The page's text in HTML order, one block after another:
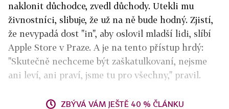
naklonit důchodce, zvedl důchody. Utekli mu
živnostníci, slibuje, že už na ně bude hodný. Zjistí,
že nevypadá dost "in", aby oslovil mladší lidi, slíbí
Apple Store v Praze. A je na tento přístup hrdý:
"Skutečně nechceme být zaškatulkovaní, nejsme
ani leví, ani praví, jsme tu pro všechny," pravil.
ZBÝVÁ VÁM JEŠTĚ 40 % ČLÁNKU